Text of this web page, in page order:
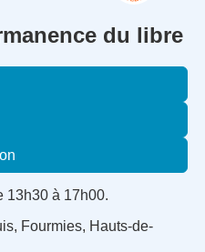
du libre
13h30 à 17h00.
Fourmies, Hauts-de-